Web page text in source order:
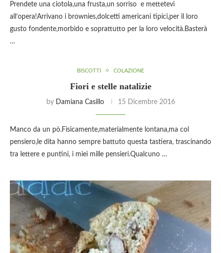
Prendete una ciotola,una frusta,un sorriso e mettetevi
all’opera!Arrivano i brownies,dolcetti americani tipici,per il loro
gusto fondente,morbido e soprattutto per la loro velocità.Basterà
…
BISCOTTI COLAZIONE
Fiori e stelle natalizie
by Damiana Casillo 15 Dicembre 2016
Manco da un pò.Fisicamente,materialmente lontana,ma col
pensiero,le dita hanno sempre battuto questa tastiera, trascinando
tra lettere e puntini, i miei mille pensieri.Qualcuno …